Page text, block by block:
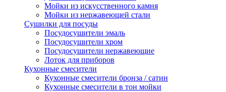
Мойки из искусственного камня
Мойки из нержавеющей стали
Сушилки для посуды
Посудосушители эмаль
Посудосушители хром
Посудосушители нержавеющие
Лоток для приборов
Кухонные смесители
Кухонные смесители бронза / сатин
Кухонные смесители в тон мойки